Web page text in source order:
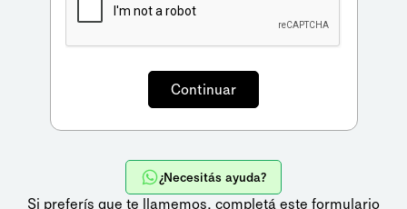
¿Necesitás ayuda?
Si preferís que te llamemos, completá este formulario